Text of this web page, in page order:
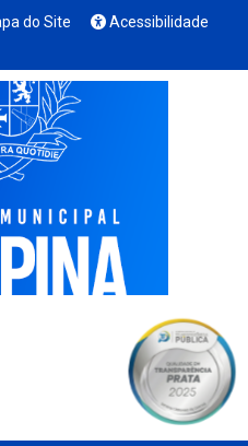
do Site
Acessibilidade